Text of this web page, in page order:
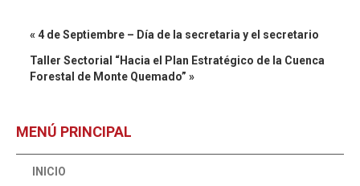
« 4 de Septiembre – Día de la secretaria y el secretario
Taller Sectorial “Hacia el Plan Estratégico de la Cuenca
Forestal de Monte Quemado” »
MENÚ PRINCIPAL
INICIO